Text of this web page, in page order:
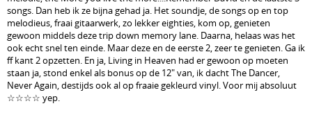
songs. Dan heb ik ze bijna gehad ja. Het soundje, de songs op en top
melodieus, fraai gitaarwerk, zo lekker eighties, kom op, genieten
gewoon middels deze trip down memory lane. Daarna, helaas was het
ook echt snel ten einde. Maar deze en de eerste 2, zeer te genieten. Ga ik
ff kant 2 opzetten. En ja, Living in Heaven had er gewoon op moeten
staan ja, stond enkel als bonus op de 12" van, ik dacht The Dancer,
Never Again, destijds ook al op fraaie gekleurd vinyl. Voor mij absoluut
☆☆☆☆ yep.